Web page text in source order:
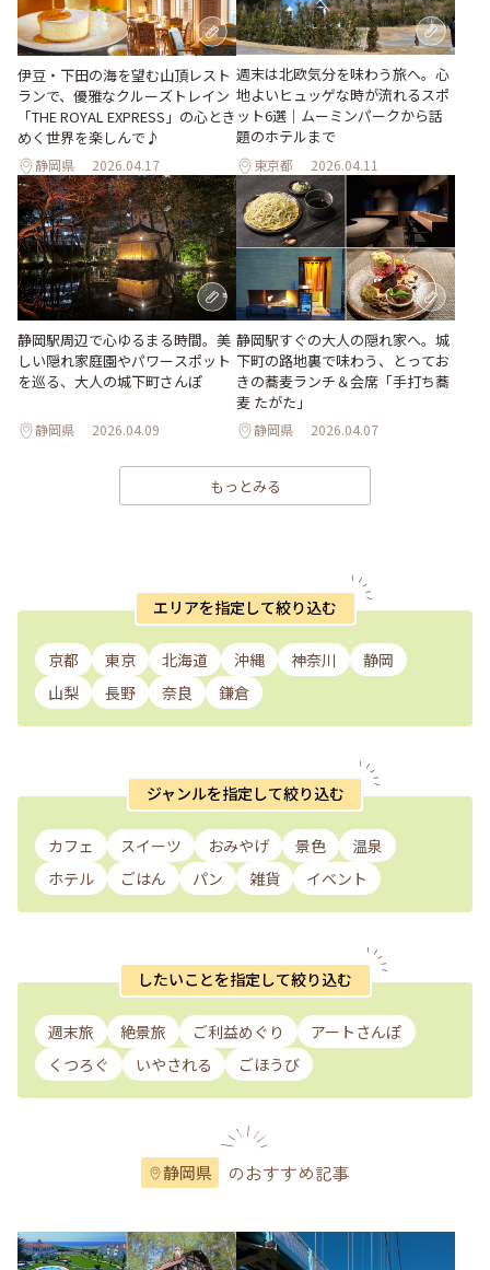
伊豆・下田の海を望む山頂レスト
ランで、優雅なクルーズトレイン
「THE ROYAL EXPRESS」の心とき
めく世界を楽しんで♪
静岡県 2026.04.17
週末は北欧気分を味わう旅へ。心
地よいヒュッゲな時が流れるスポ
ット6選｜ムーミンパークから話
題のホテルまで
東京都 2026.04.11
静岡駅周辺で心ゆるまる時間。美
しい隠れ家庭園やパワースポット
を巡る、大人の城下町さんぽ
静岡県 2026.04.09
静岡駅すぐの大人の隠れ家へ。城
下町の路地裏で味わう、とってお
きの蕎麦ランチ＆会席「手打ち蕎
麦 たがた」
静岡県 2026.04.07
もっとみる
エリアを指定して絞り込む
京都 東京 北海道 沖縄 神奈川
静岡
山梨
長野 奈良 鎌倉
ジャンルを指定して絞り込む
カフェ スイーツ おみやげ 景色
温泉
ホテル
ごはん パン 雑貨 イベント
したいことを指定して絞り込む
週末旅 絶景旅 ご利益めぐり
アートさんぽ
くつろぐ
いやされる ごほうび
静岡県 のおすすめ記事